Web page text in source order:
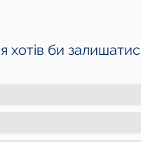
хотів би